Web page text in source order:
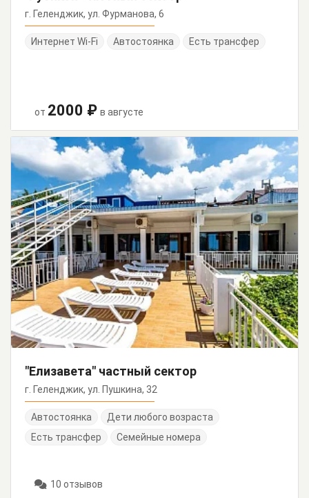
г. Геленджик, ул. Фурманова, 6
Интернет Wi-Fi Автостоянка Есть трансфер
от 2000 ₽ в августе
"Елизавета" частный сектор
г. Геленджик, ул. Пушкина, 32
Автостоянка
Дети любого возраста
Есть трансфер
Семейные номера
10 отзывов